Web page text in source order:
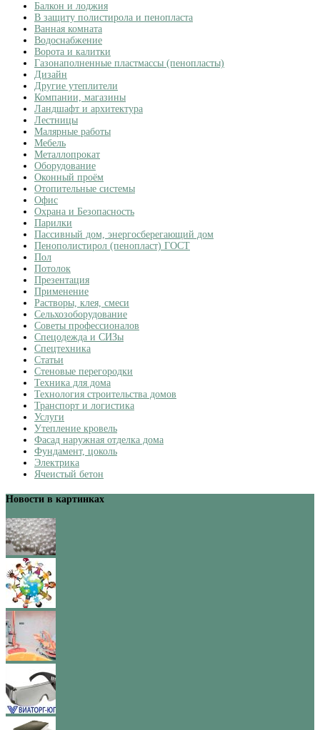
Балкон и лоджия
В защиту полистирола и пенопласта
Ванная комната
Водоснабжение
Ворота и калитки
Газонаполненные пластмассы (пенопласты)
Дизайн
Другие утеплители
Компании, магазины
Ландшафт и архитектура
Лестницы
Малярные работы
Мебель
Металлопрокат
Оборудование
Оконный проём
Отопительные системы
Офис
Охрана и Безопасность
Парилки
Пассивный дом, энергосберегающий дом
Пенополистирол (пенопласт) ГОСТ
Пол
Потолок
Презентация
Применение
Растворы, клея, смеси
Сельхозоборудование
Советы профессионалов
Спецодежда и СИЗы
Спецтехника
Статьи
Стеновые перегородки
Техника для дома
Технология строительства домов
Транспорт и логистика
Услуги
Утепление кровель
Фасад наружная отделка дома
Фундамент, цоколь
Электрика
Ячеистый бетон
Новости в картинках